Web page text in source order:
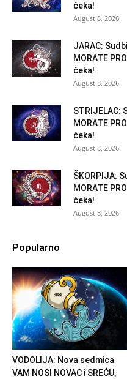
čeka!
August 8, 2026
JARAC:
MORATE
čeka!
August 8, 2026
STRIJELAC:
MORATE
čeka!
August 8, 2026
ŠKORPIJA:
MORATE
čeka!
August 8, 2026
Popularno
VODOLIJA: Nova sedmica
VAM NOSI NOVAC i SREĆU,